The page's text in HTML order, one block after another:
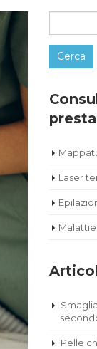
per:
Laser
Pelle